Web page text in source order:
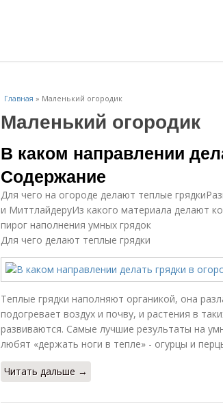
Главная » Маленький огородик
Маленький огородик
В каком направлении
Содержание
Для чего на огороде делают теплые
и МиттлайдеруИз какого материала делают
пирог наполнения умных грядок
Для чего делают теплые грядки
Теплые грядки наполняют органикой, она
подогревает воздух и почву, и растения в
развиваются. Самые лучшие результаты на
любят «держать ноги в тепле» - огурцы и
Читать дальше →